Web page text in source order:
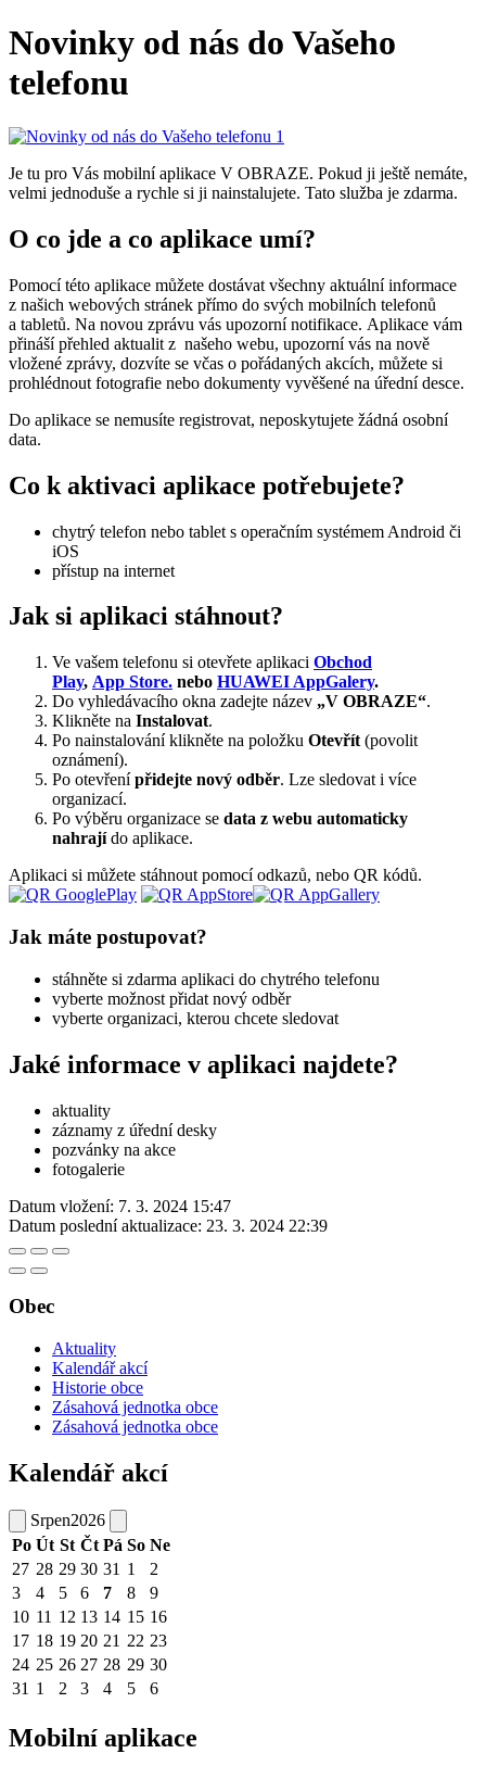
Novinky od nás do Vašeho
telefonu
Je tu pro Vás mobilní aplikace V OBRAZE. Pokud ji ještě nemáte,
velmi jednoduše a rychle si ji nainstalujete. Tato služba je zdarma.
O co jde a co aplikace umí?
Pomocí této aplikace můžete dostávat všechny aktuální informace
z našich webových stránek přímo do svých mobilních telefonů
a tabletů. Na novou zprávu vás upozorní notifikace. Aplikace vám
přináší přehled aktualit z našeho webu, upozorní vás na nově
vložené zprávy, dozvíte se včas o pořádaných akcích, můžete si
prohlédnout fotografie nebo dokumenty vyvěšené na úřední desce.
Do aplikace se nemusíte registrovat, neposkytujete žádná osobní
data.
Co k aktivaci aplikace potřebujete?
chytrý telefon nebo tablet s operačním systémem Android či
iOS
přístup na internet
Jak si aplikaci stáhnout?
Ve vašem telefonu si otevřete aplikaci Obchod
Play, App Store. nebo HUAWEI AppGalery.
Do vyhledávacího okna zadejte název „V OBRAZE“.
Klikněte na Instalovat.
Po nainstalování klikněte na položku Otevřít (povolit
oznámení).
Po otevřenípřidejte nový odběr. Lze sledovat i více
organizací.
Po výběru organizace se data z webu automaticky
nahrajído aplikace.
Aplikaci si můžete stáhnout pomocí odkazů, nebo QR kódů.
Jak máte postupovat?
stáhněte si zdarma aplikaci do chytrého telefonu
vyberte možnost přidat nový odběr
vyberte organizaci, kterou chcete sledovat
Jaké informace v aplikaci najdete?
aktuality
záznamy z úřední desky
pozvánky na akce
fotogalerie
Datum vložení: 7. 3. 2024 15:47
Datum poslední aktualizace: 23. 3. 2024 22:39
Obec
Aktuality
Kalendář akcí
Historie obce
Zásahová jednotka obce
Zásahová jednotka obce
Kalendář akcí
Srpen2026
Po Út St Čt Pá So Ne
27 28 29 30 31 1
2
3
4 5 6 7 8
9
10 11 12 13 14 15 16
17 18 19 20 21 22 23
24 25 26 27 28 29 30
31 1 2 3 4 5 6
Mobilní aplikace